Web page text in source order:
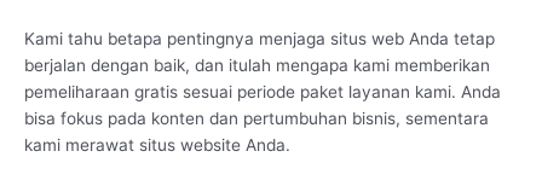
Kami tahu betapa pentingnya menjaga situs web Anda tetap
berjalan dengan baik, dan itulah mengapa kami memberikan
pemeliharaan gratis sesuai periode paket layanan kami. Anda
bisa fokus pada konten dan pertumbuhan bisnis, sementara
kami merawat situs website Anda.